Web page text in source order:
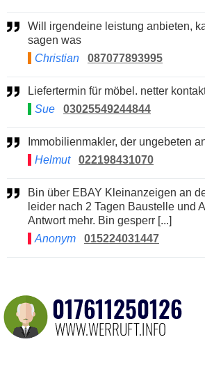
Will irgendeine leistung anbieten, kann aber nicht genau
sagen was
Christian
087077893995
Liefertermin für möbel. netter
Sue
03025549244844
Immobilienmakler, der ungebeten
Helmut
022198431070
Bin über EBAY Kleinanzeigen an den Anbieter geraten..
leider nach 2 Tagen Baustelle und
Antwort mehr. Bin gesperr [...]
Anonym
015224031447